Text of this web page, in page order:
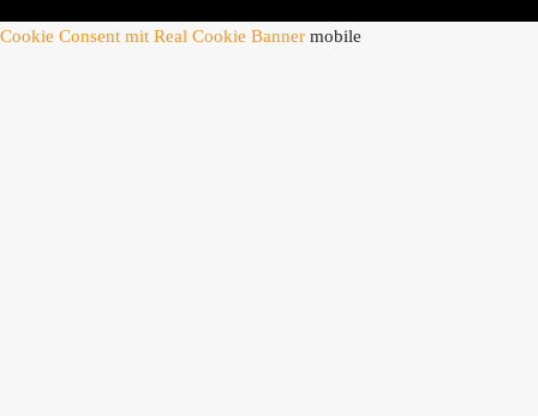
Cookie Consent mit Real Cookie Banner